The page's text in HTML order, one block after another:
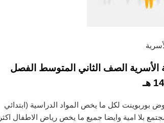
الأسرية الصف الثاني المتوسط الفصل
لكل ما يخص المواد الدراسية (ابتدائي
بلا امية وايضا جميع ما يخص رياض الاطفال اكثر